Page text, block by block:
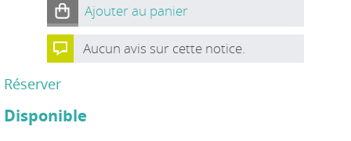
Ajouter au panier
Aucun avis sur cette notice.
Réserver
Disponible